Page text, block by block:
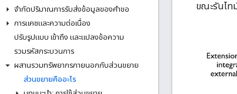
จํากัดปริมาณการรับส่งข้อมูลของคําขอ
การแคชและความต่อเนื่อง
ปรับรูปแบบ เข้าถึง และแปลงข้อความ
รวมรหัสกระบวนการ
ผสานรวมทรัพยากรภายนอกกับส่วนขยาย
ส่วนขยายคืออะไร
ขณะรันไท